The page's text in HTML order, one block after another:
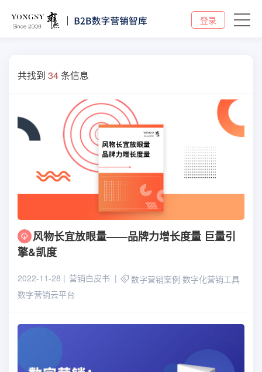
登录
共找到 34条信息
风物长宜放眼量——品牌力增长度量 巨量引
擎&凯度
2022-11-28 营销白皮书 数字营销案例 数字化营销工具
数字营销云平台